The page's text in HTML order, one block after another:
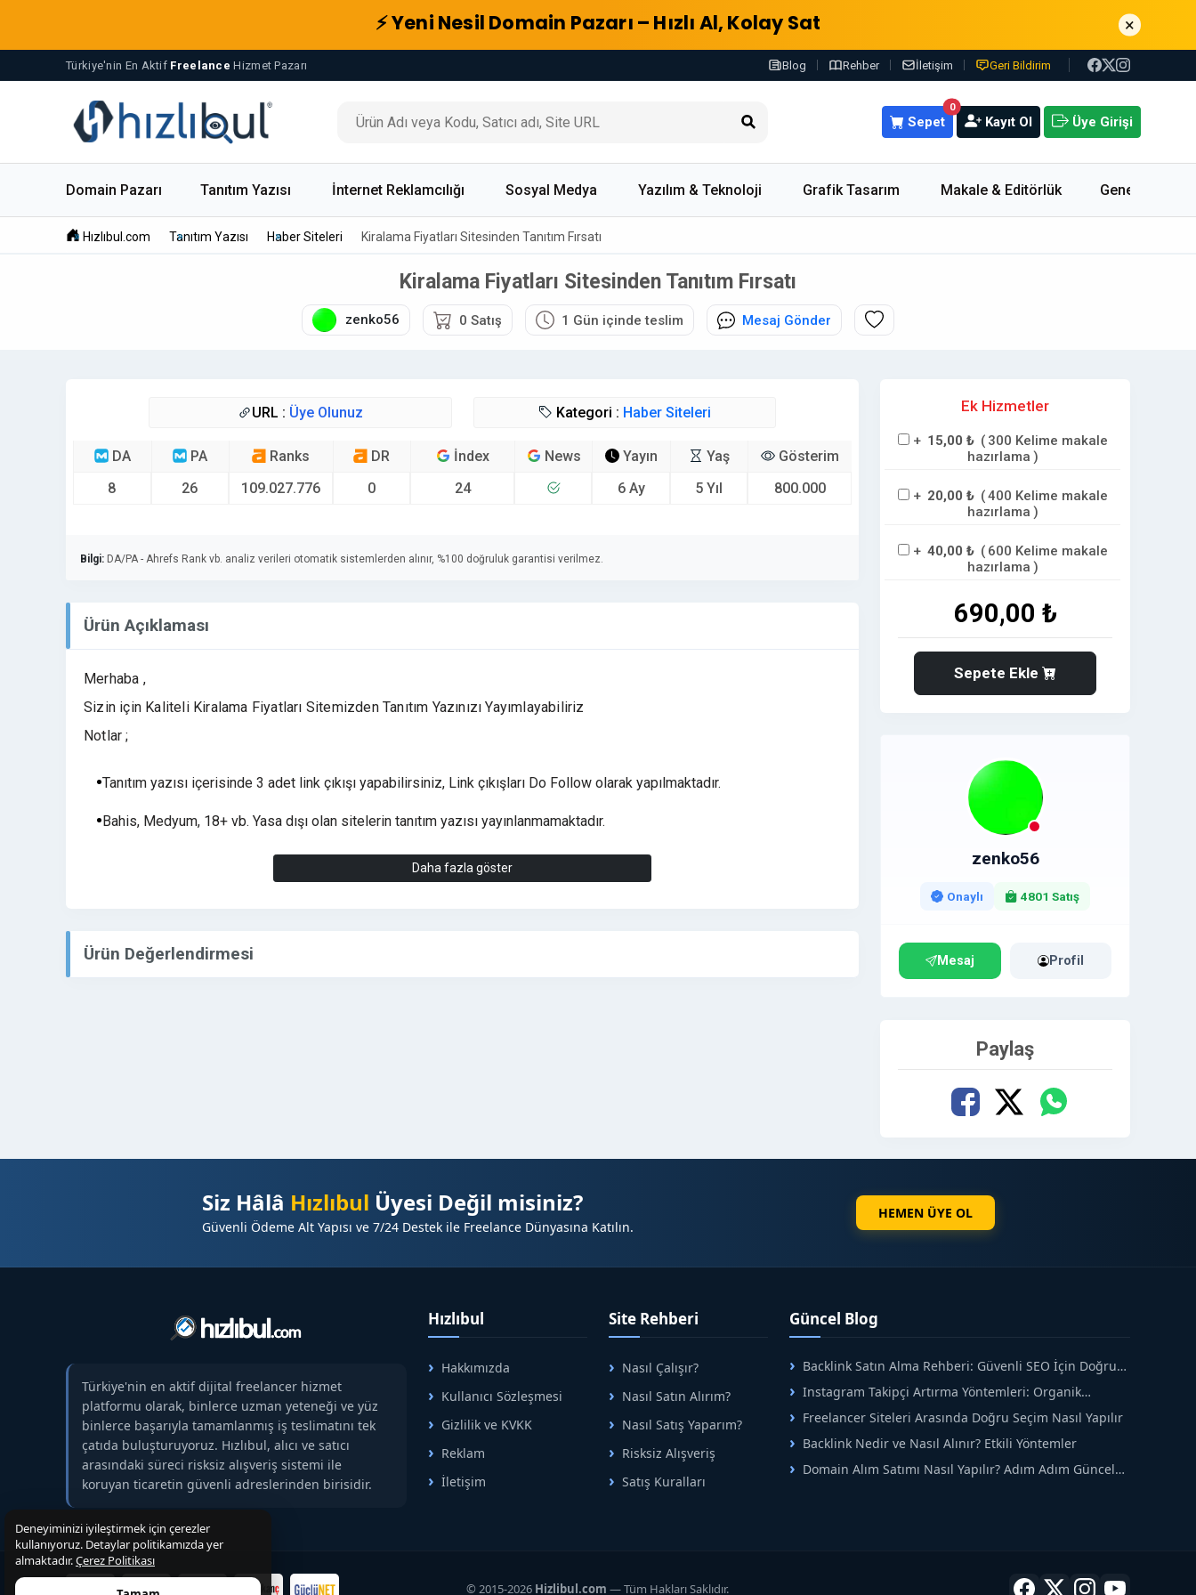
⚡ Yeni Nesil Domain Pazarı – Hızlı Al, Kolay Sat ×
Türkiye'nin En Aktif Freelance Hizmet Pazarı Blog Rehber İletişim Geri Bildirim
0
Sepet Kayıt Ol Üye Girişi
Domain Pazarı Tanıtım Yazısı İnternet Reklamcılığı Sosyal Medya Yazılım & Teknoloji Grafik Tasarım Makale & Editörlük Genel
Hızlıbul.com Tanıtım Yazısı Haber Siteleri Kiralama Fiyatları Sitesinden Tanıtım Fırsatı
Kiralama Fiyatları Sitesinden Tanıtım Fırsatı
zenko56 0 Satış 1 Gün içinde teslim Mesaj Gönder
URL : Üye Olunuz Kategori : Haber Siteleri
DA
8
PA
26
Ranks
109.027.776
DR
0
İndex
24
News
Yayın
6 Ay
Yaş
5 Yıl
Gösterim
800.000
Bilgi: DA/PA - Ahrefs Rank vb. analiz verileri otomatik sistemlerden alınır, %100 doğruluk garantisi verilmez.
Ürün Açıklaması
Merhaba ,
Sizin için Kaliteli Kiralama Fiyatları Sitemizden Tanıtım Yazınızı Yayımlayabiliriz
Notlar ;
Tanıtım yazısı içerisinde 3 adet link çıkışı yapabilirsiniz, Link çıkışları Do Follow olarak yapılmaktadır.
Bahis, Medyum, 18+ vb. Yasa dışı olan sitelerin tanıtım yazısı yayınlanmamaktadır.
Yayın Süresi (6 Ay) Yayın garanti süresi olarak eklenmiştir. Tanıtım yazıları her hangi bir sorun olmadığı sürece bir kaç yıl
Sorularınız veya istekleriniz için mesaj gönderebilirsiniz, mesai saatleri içerisinde en kısa süre içerisinde yanıt
https://www.hizlibul.com/profil/zenko56/satislar/#satislar
Daha fazla göster
Ürün Değerlendirmesi
Ek Hizmetler
+ 15,00 ₺ ( 300 Kelime makale
hazırlama )
+ 20,00 ₺ (400 Kelime makale
hazırlama )
+ 40,00 ₺ ( 600 Kelime makale
hazırlama )
690,00 ₺
Sepete Ekle
zenko56
Onaylı 4801 Satış
Mesaj Profil
Paylaş
Siz Hâlâ Hızlıbul Üyesi Değil misiniz?
Güvenli Ödeme Alt Yapısı ve 7/24 Destek ile Freelance Dünyasına Katılın.
HEMEN ÜYE OL
Türkiye'nin en aktif dijital freelancer hizmet
platformu olarak, binlerce uzman yeteneği ve yüz
binlerce başarıyla tamamlanmış iş teslimatını tek
çatıda buluşturuyoruz. Hızlıbul, alıcı ve satıcı
arasındaki süreci risksiz alışveriş sistemi ile
koruyan ticaretin güvenli adreslerinden birisidir.
Hızlıbul
Hakkımızda
Kullanıcı Sözleşmesi
Gizlilik ve KVKK
Reklam
İletişim
Site Rehberi
Nasıl Çalışır?
Nasıl Satın Alırım?
Nasıl Satış Yaparım?
Risksiz Alışveriş
Satış Kuralları
Güncel Blog
Backlink Satın Alma Rehberi: Güvenli SEO İçin Doğru
Instagram Takipçi Artırma Yöntemleri: Organik
Büyüme Rehberi
Freelancer Siteleri Arasında Doğru Seçim Nasıl Yapılır
Backlink Nedir ve Nasıl Alınır? Etkili Yöntemler
Domain Alım Satımı Nasıl Yapılır? Adım Adım Güncel
© 2015-2026 Hizlibul.com — Tüm Hakları Saklıdır.
Deneyiminizi iyileştirmek için çerezler
kullanıyoruz. Detaylar politikamızda yer
almaktadır.Çerez Politikası